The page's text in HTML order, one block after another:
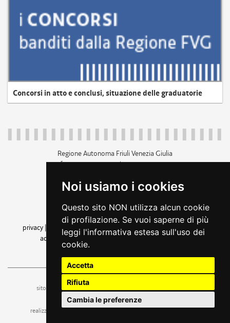
Noi usiamo i cookies
Questo sito NON utilizza alcun cookie
di profilazione. Se vuoi saperne di più
leggi l'informativa estesa sull'uso dei
cookie.
Accetta
Rifiuta
Cambia le preferenze
Concorsi in atto e conclusi, situazione delle graduatorie
Regione Autonoma Friuli Venezia Giulia
c.f. 80014930327; p.iva 00526040324
+39 040 3771111
amministrazione trasparente
privacy
cookie |note legali accessibilità
dichiarazione di
accessibilità| feedback
cambio preferenze cookie
sito a cura dell'ufficio stampa e comunicazione
realizzazione